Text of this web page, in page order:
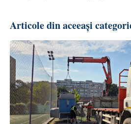
Articole din aceeași